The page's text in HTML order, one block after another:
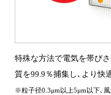
特殊な方法で電気を帯び
質を99.9％捕集し､より快
※粒子径0.3μm以上5μm以下､